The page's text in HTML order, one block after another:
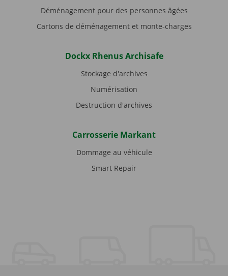
Déménagement pour des personnes âgées
Cartons de déménagement et monte-charges
Dockx Rhenus Archisafe
Stockage d'archives
Numérisation
Destruction d'archives
Carrosserie Markant
Dommage au véhicule
Smart Repair